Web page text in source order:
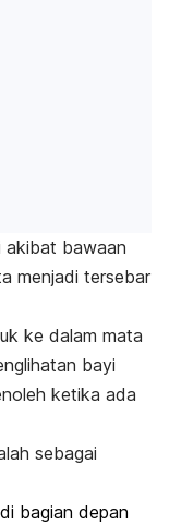
akibat bawaan
menjadi tersebar
ke dalam mata
bayi
ketika ada
sebagai
bagian depan